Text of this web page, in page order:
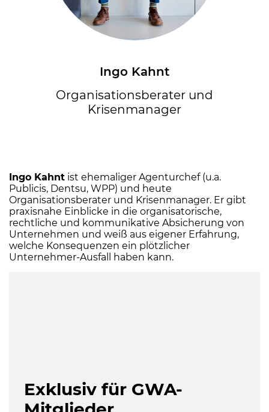
Ingo Kahnt
Organisationsberater und
Krisenmanager
Ingo Kahnt ist ehemaliger Agenturchef (u.a.
Publicis, Dentsu, WPP) und heute
Organisationsberater und Krisenmanager. Er gibt
praxisnahe Einblicke in die organisatorische,
rechtliche und kommunikative Absicherung von
Unternehmen und weiß aus eigener Erfahrung,
welche Konsequenzen ein plötzlicher
Unternehmer-Ausfall haben kann.
Exklusiv für GWA-